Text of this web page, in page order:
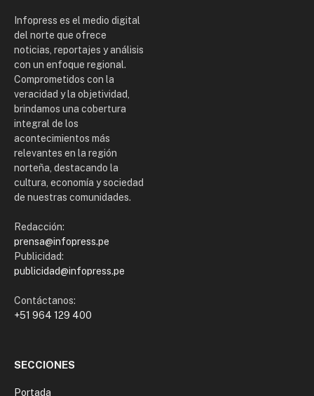
Infopress es el medio digital
del norte que ofrece
noticias, reportajes y análisis
con un enfoque regional.
Comprometidos con la
veracidad y la objetividad,
brindamos una cobertura
integral de los
acontecimientos más
relevantes en la región
norteña, destacando la
cultura, economía y sociedad
de nuestras comunidades.
Redacción:
prensa@infopress.pe
Publicidad:
publicidad@infopress.pe
Contáctanos:
+51 964 129 400
SECCIONES
Portada